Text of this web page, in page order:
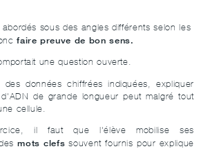
sous des angles différents selon les
faire preuve de bon sens.
une question ouverte.
données chiffrées indiquées, expliquer
de grande longueur peut malgré tout
cellule.
il faut que l'élève mobilise ses
mots clefs souvent fournis pour explique